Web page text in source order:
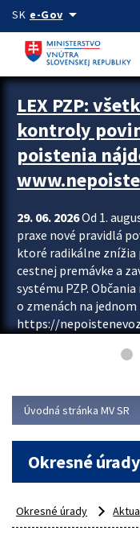
Preskocit na hlavný obsah
SK e-Govarrow_drop_down
Zastavit automatický posun
LEX PZP:
kontroly
poistenia
29. 06. 2026Od 1.
praxe nové pravidlá
ktoré radikálne znížia
cestnej premávke a
systému PZP.
o zmenách na
https://
asociácie poisťovní
Viac
Úvodná stránka MV SR
Okresné úrady
Okresné úrady